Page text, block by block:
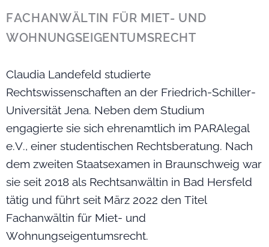
FACHANWÄLTIN FÜR MIET- UND
WOHNUNGSEIGENTUMSRECHT
Claudia Landefeld studierte
Rechtswissenschaften an der Friedrich-Schiller-
Universität Jena. Neben dem Studium
engagierte sie sich ehrenamtlich im PARAlegal
e.V., einer studentischen Rechtsberatung. Nach
dem zweiten Staatsexamen in Braunschweig war
sie seit 2018 als Rechtsanwältin in Bad Hersfeld
tätig und führt seit März 2022 den Titel
Fachanwältin für Miet- und
Wohnungseigentumsrecht.